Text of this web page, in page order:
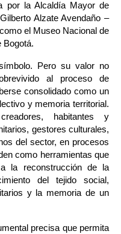
por la Alcaldía Mayor de
Alzate Avendaño –
el Museo Nacional de
Bogotá.
Pero su valor no
al proceso de
consolidado como un
y memoria territorial.
habitantes y
gestores culturales,
del sector, en procesos
como herramientas que
la reconstrucción de la
del tejido social,
y la memoria de un
precisa que permita